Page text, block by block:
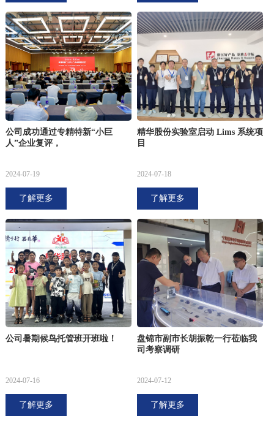
公司成功通过专精特新“小巨
人”企业复评，
2024-07-19
了解更多
精华股份实验室启动 Lims 系统项
目
2024-07-18
了解更多
公司暑期候鸟托管班开班啦！
2024-07-16
了解更多
盘锦市副市长胡振乾一行莅临我
司考察调研
2024-07-12
了解更多